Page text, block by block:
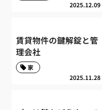
2025.12.09
賃貸物件の鍵解錠と管
理会社
2025.11.28
家